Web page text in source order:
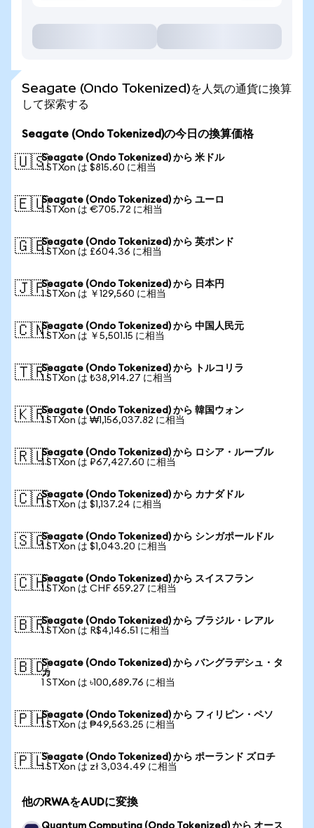
Seagate (Ondo Tokenized)を人気の通貨に換算
して探索する
Seagate (Ondo Tokenized)の今日の換算価格
🇺🇸Seagate (Ondo Tokenized) から 米ドル
1 STXon は $815.60 に相当
🇪🇺Seagate (Ondo Tokenized) から ユーロ
1 STXon は €705.72 に相当
🇬🇧Seagate (Ondo Tokenized) から 英ポンド
1 STXon は £604.36 に相当
🇯🇵Seagate (Ondo Tokenized) から 日本円
1 STXon は ￥129,560 に相当
🇨🇳Seagate (Ondo Tokenized) から 中国人民元
1 STXon は ￥5,501.15 に相当
🇹🇷Seagate (Ondo Tokenized) から トルコリラ
1 STXon は ₺38,914.27 に相当
🇰🇷Seagate (Ondo Tokenized) から 韓国ウォン
1 STXon は ₩1,156,037.82 に相当
🇷🇺Seagate (Ondo Tokenized) から ロシア・ルーブル
1 STXon は ₽67,427.60 に相当
🇨🇦Seagate (Ondo Tokenized) から カナダドル
1 STXon は $1,137.24 に相当
🇸🇬Seagate (Ondo Tokenized) から シンガポールドル
1 STXon は $1,043.20 に相当
🇨🇭Seagate (Ondo Tokenized) から スイスフラン
1 STXon は CHF 659.27 に相当
🇧🇷Seagate (Ondo Tokenized) から ブラジル・レアル
1 STXon は R$4,146.51 に相当
🇧🇩Seagate (Ondo Tokenized) から バングラデシュ・タ
カ
1 STXon は ৳100,689.76 に相当
🇵🇭Seagate (Ondo Tokenized) から フィリピン・ペソ
1 STXon は ₱49,563.25 に相当
🇵🇱Seagate (Ondo Tokenized) から ポーランド ズロチ
1 STXon は zł 3,034.49 に相当
他のRWAをAUDに変換
Quantum Computing (Ondo Tokenized) から オース